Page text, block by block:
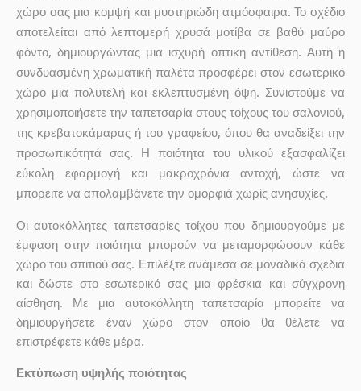
χώρο σας μια κομψή και μυστηριώδη ατμόσφαιρα. Το σχέδιο
αποτελείται από λεπτομερή χρυσά μοτίβα σε βαθύ μαύρο
φόντο, δημιουργώντας μια ισχυρή οπτική αντίθεση. Αυτή η
συνδυασμένη χρωματική παλέτα προσφέρει στον εσωτερικό
χώρο μια πολυτελή και εκλεπτυσμένη όψη. Συνιστούμε να
χρησιμοποιήσετε την ταπετσαρία στους τοίχους του σαλονιού,
της κρεβατοκάμαρας ή του γραφείου, όπου θα αναδείξει την
προσωπικότητά σας. Η ποιότητα του υλικού εξασφαλίζει
εύκολη εφαρμογή και μακροχρόνια αντοχή, ώστε να
μπορείτε να απολαμβάνετε την ομορφιά χωρίς ανησυχίες.
Οι αυτοκόλλητες ταπετσαρίες τοίχου που δημιουργούμε με
έμφαση στην ποιότητα μπορούν να μεταμορφώσουν κάθε
χώρο του σπιτιού σας. Επιλέξτε ανάμεσα σε μοναδικά σχέδια
και δώστε στο εσωτερικό σας μια φρέσκια και σύγχρονη
αίσθηση. Με μια αυτοκόλλητη ταπετσαρία μπορείτε να
δημιουργήσετε έναν χώρο στον οποίο θα θέλετε να
επιστρέφετε κάθε μέρα.
Εκτύπωση υψηλής ποιότητας